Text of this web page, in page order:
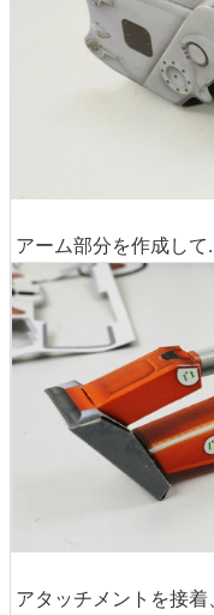
アーム部分を作成し
アタッチメントを接